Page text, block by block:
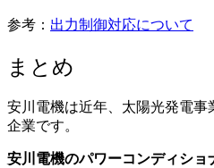
参考： 出力制御対応について
まとめ
安川電機は近年、太陽光発電
企業です。
安川電機のパワーコンディショ